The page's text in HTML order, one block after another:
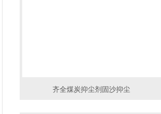
齐全煤炭抑尘剂固沙抑尘